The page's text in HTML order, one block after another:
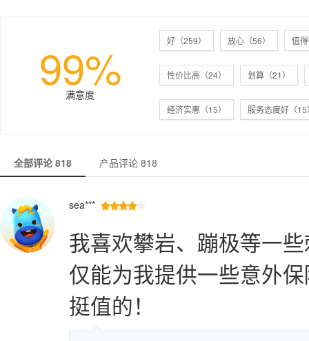
99%
满意度
好（259） 放心（56） 值
性价比高（24） 划算（21）
经济实惠（15） 服务态度好（15
全部评论818 产品评论 818
sea*** 
我喜欢攀岩、蹦极等一
仅能为我提供一些意外
挺值的！